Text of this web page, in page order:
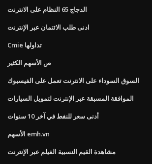
الدجاج 65 النظام على الانترنت
ادنى طلب الائتمان عبر الإنترنت
Cmie تداولها
ص الأسهم الكثير
السوق السوداء على الانترنت تعمل على الفيسبوك
الموافقة المسبقة عبر الإنترنت لتمويل السيارات
أدنى سعر للنفط في آخر 10 سنوات
الأسهم emh.vn
مشاهدة القيم النسبية الفيلم عبر الإنترنت